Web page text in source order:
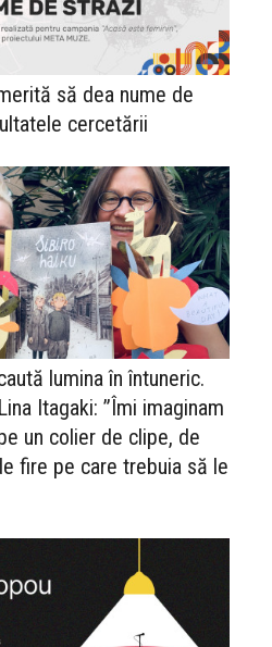
să dea nume de
cercetării
lumina în întuneric.
Itagaki: ”Îmi imaginam
un colier de clipe, de
fire pe care trebuia să le